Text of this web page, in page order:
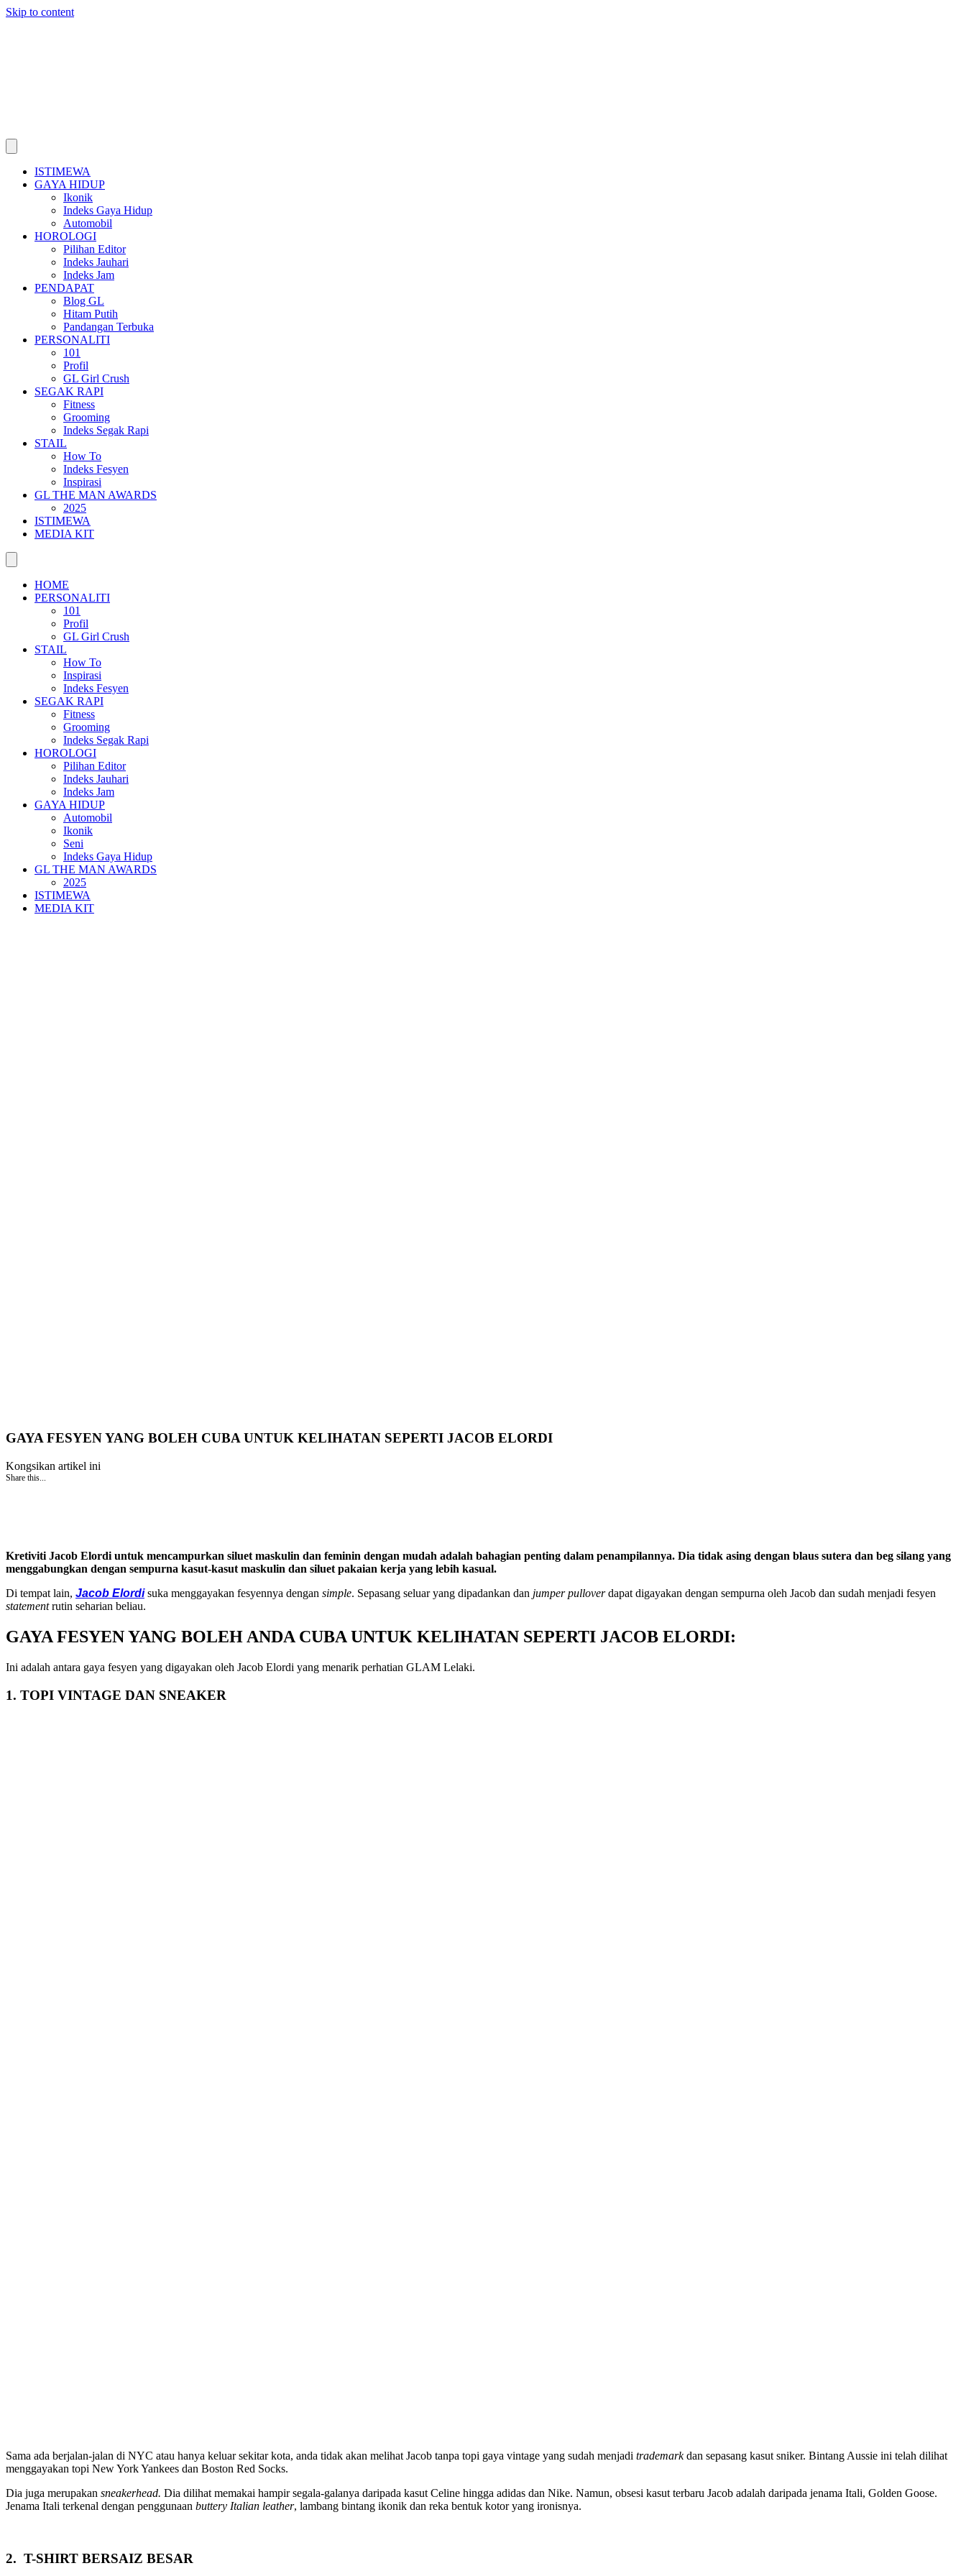
Skip to content
ISTIMEWA
GAYA HIDUP
Ikonik
Indeks Gaya Hidup
Automobil
HOROLOGI
Pilihan Editor
Indeks Jauhari
Indeks Jam
PENDAPAT
Blog GL
Hitam Putih
Pandangan Terbuka
PERSONALITI
101
Profil
GL Girl Crush
SEGAK RAPI
Fitness
Grooming
Indeks Segak Rapi
STAIL
How To
Indeks Fesyen
Inspirasi
GL THE MAN AWARDS
2025
ISTIMEWA
MEDIA KIT
HOME
PERSONALITI
101
Profil
GL Girl Crush
STAIL
How To
Inspirasi
Indeks Fesyen
SEGAK RAPI
Fitness
Grooming
Indeks Segak Rapi
HOROLOGI
Pilihan Editor
Indeks Jauhari
Indeks Jam
GAYA HIDUP
Automobil
Ikonik
Seni
Indeks Gaya Hidup
GL THE MAN AWARDS
2025
ISTIMEWA
MEDIA KIT
GAYA FESYEN YANG BOLEH CUBA UNTUK KELIHATAN SEPERTI JACOB ELORDI
Kongsikan artikel ini
Share this...
Kretiviti Jacob Elordi untuk mencampurkan siluet maskulin dan feminin dengan mudah adalah bahagian penting dalam penampilannya. Dia tidak asing dengan blaus sutera dan beg silang yang
menggabungkan dengan sempurna kasut-kasut maskulin dan siluet pakaian kerja yang lebih kasual.
Di tempat lain, Jacob Elordisuka menggayakan fesyennya dengan simple. Sepasang seluar yang dipadankan dan jumper pulloverdapat digayakan dengan sempurna oleh Jacob dan sudah menjadi fesyen
statementrutin seharian beliau.
GAYA FESYEN YANG BOLEH ANDA CUBA UNTUK KELIHATAN SEPERTI JACOB ELORDI:
Ini adalah antara gaya fesyen yang digayakan oleh Jacob Elordi yang menarik perhatian GLAM Lelaki.
1. TOPI VINTAGE DAN SNEAKER
Sama ada berjalan-jalan di NYC atau hanya keluar sekitar kota, anda tidak akan melihat Jacob tanpa topi gaya vintage yang sudah menjadi trademarkdan sepasang kasut sniker. Bintang Aussie ini telah dilihat
menggayakan topi New York Yankees dan Boston Red Socks.
Dia juga merupakan sneakerhead. Dia dilihat memakai hampir segala-galanya daripada kasut Celine hingga adidas dan Nike. Namun, obsesi kasut terbaru Jacob adalah daripada jenama Itali, Golden Goose.
Jenama Itali terkenal dengan penggunaan buttery Italian leather, lambang bintang ikonik dan reka bentuk kotor yang ironisnya.
2. T-SHIRT BERSAIZ BESAR